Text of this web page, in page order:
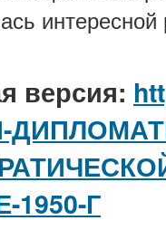
версия:
1950-Г